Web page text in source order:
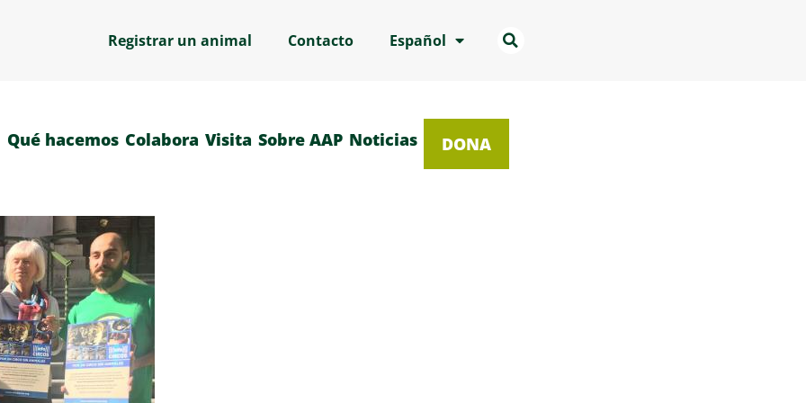
Registrar un animal Contacto Español
Qué hacemos Colabora Visita Sobre AAP Noticias DONA